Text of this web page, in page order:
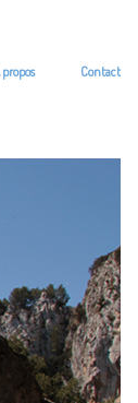
propos Contact